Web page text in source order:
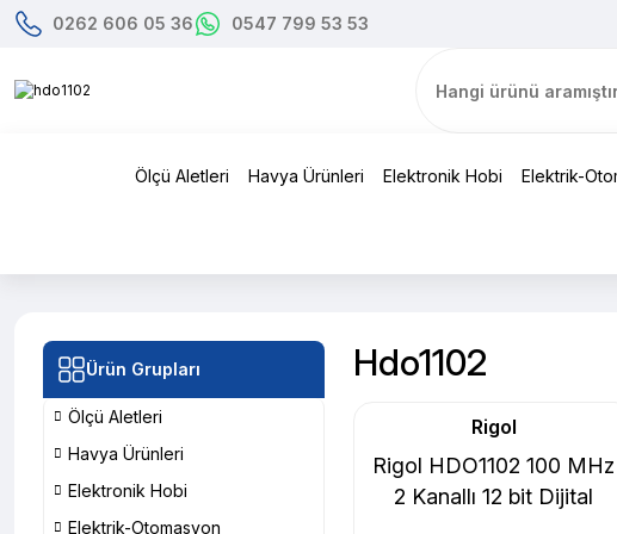
0262 606 05 36 0547 799 53 53
Ölçü Aletleri Havya Ürünleri Elektronik Hobi Elektrik-
Ürün Grupları
Ölçü Aletleri
Havya Ürünleri
Elektronik Hobi
Elektrik-Otomasyon
Hdo1102
Rigol
Rigol HDO1102 100 MHz
2 Kanallı 12 bit Dijital